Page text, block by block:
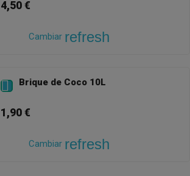
4,50 €
Cambiar refresh
 Brique de Coco 10L
1,90 €
Cambiar refresh